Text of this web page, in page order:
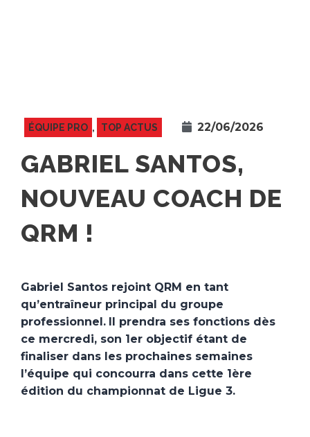
ÉQUIPE PRO , TOP ACTUS 22/06/2026
GABRIEL SANTOS,
NOUVEAU COACH DE
QRM !
Gabriel Santos rejoint QRM en tant
qu’entraîneur principal du groupe
professionnel. Il prendra ses fonctions dès
ce mercredi, son 1er objectif étant de
finaliser dans les prochaines semaines
l’équipe qui concourra dans cette 1ère
édition du championnat de Ligue 3.